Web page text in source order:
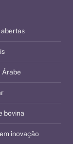
abertas
Árabe
bovina
inovação